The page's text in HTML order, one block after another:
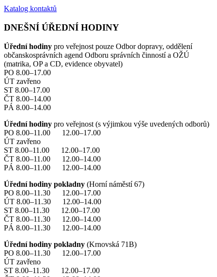
Katalog kontaktů
DNEŠNÍ ÚŘEDNÍ HODINY
Úřední hodiny pro veřejnost pouze Odbor dopravy, oddělení
občanskosprávních agend Odboru správních činností a OŽÚ
(matrika, OP a CD, evidence obyvatel)
PO 8.00–17.00
ÚT zavřeno
ST 8.00–17.00
ČT 8.00–14.00
PÁ 8.00–14.00
Úřední hodiny pro veřejnost (s výjimkou výše uvedených odborů)
PO 8.00–11.00 12.00–17.00
ÚT zavřeno
ST 8.00–11.00 12.00–17.00
ČT 8.00–11.00 12.00–14.00
PÁ 8.00–11.00 12.00–14.00
Úřední hodiny pokladny (Horní náměstí 67)
PO 8.00–11.30 12.00–17.00
ÚT 8.00–11.30 12.00–14.00
ST 8.00–11.30 12.00–17.00
ČT 8.00–11.30 12.00–14.00
PÁ 8.00–11.30 12.00–14.00
Úřední hodiny pokladny (Krnovská 71B)
PO 8.00–11.30 12.00–17.00
ÚT zavřeno
ST 8.00–11.30 12.00–17.00